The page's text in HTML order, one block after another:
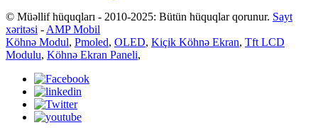
© Müəllif hüquqları - 2010-2025: Bütün hüquqlar qorunur. Sayt
xəritəsi - AMP Mobil
Köhnə Modul, Pmoled, OLED, Kiçik Köhnə Ekran, Tft LCD
Modulu, Köhnə Ekran Paneli,